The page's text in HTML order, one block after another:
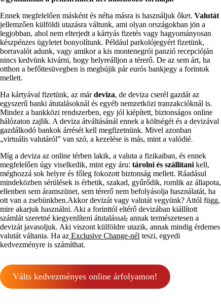
Ennek megfelelően másként és néha másra is használjuk őket. Valutát
jellemzően külföldi utazásra váltunk, ami olyan országokban jön a
legjobban, ahol nem elterjedt a kártyás fizetés vagy hagyományosan
készpénzes ügyletet bonyolítunk. Például parkolójegyért fizetünk,
borravalót adunk, vagy amikor a kis montenegrói panzió recepcióján
nincs kedvünk kivárni, hogy helyreálljon a térerő. De az sem árt, ha
otthon a befőttesüvegben is megbújik pár eurós bankjegy a forintok
mellett.
Ha kártyával fizetünk, az márdeviza, de deviza cserél gazdát az
egyszerű banki átutalásoknál és egyéb nemzetközi tranzakcióknál is.
Mindez a bankközi rendszerben, egy jól kiépített, biztonságos online
hálózaton zajlik. A deviza átváltásánál ennek a költségét és a devizával
gazdálkodó bankok árrését kell megfizetnünk. Mivel azonban
„virtuális valutáról” van szó, a kezelése is más, mint a valódié.
Míg a deviza az online térben lakik, a valuta a fizikaiban, és ennek
megfelelően úgy viselkedik, mint egy áru: tárolni és szállítani kell,
méghozzá sok helyre és főleg fokozott biztonság mellett. Ráadásul
mindeközben sérülések is érhetik, szakad, gyűrődik, romlik az állapota,
ellenben sem áramszünet, sem térerő nem befolyásolja használatát, ha
ott van a zsebünkben.Akkor devizát vagy valutát vegyünk? Attól függ,
mire akarjuk használni. Aki a forinttól eltérő devizában kiállított
számlát szeretné kiegyenlíteni átutalással, annak természetesen a
devizát javasoljuk. Aki viszont külföldre utazik, annak mindig érdemes
valutát váltania. Ha az Exclusive Change-nél teszi, egyedi
kedvezményre is számíthat.
Válts kedvezményes online árfolyamon!